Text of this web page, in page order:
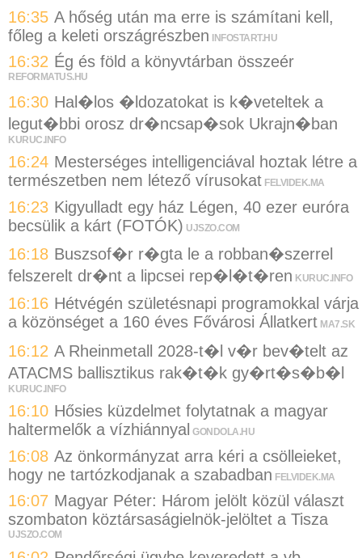
16:35 A hőség után ma erre is számítani kell,
főleg a keleti országrészben INFOSTART.HU
16:32 Ég és föld a könyvtárban összeér
REFORMATUS.HU
16:30 Hal�los �ldozatokat is k�veteltek a
legut�bbi orosz dr�ncsap�sok Ukrajn�ban
KURUC.INFO
16:24 Mesterséges intelligenciával hoztak létre a
természetben nem létező vírusokat FELVIDEK.MA
16:23 Kigyulladt egy ház Légen, 40 ezer euróra
becsülik a kárt (FOTÓK) UJSZO.COM
16:18 Buszsof�r r�gta le a robban�szerrel
felszerelt dr�nt a lipcsei rep�l�t�ren KURUC.INFO
16:16 Hétvégén születésnapi programokkal várja
a közönséget a 160 éves Fővárosi Állatkert MA7.SK
16:12 A Rheinmetall 2028-t�l v�r bev�telt az
ATACMS ballisztikus rak�t�k gy�rt�s�b�l
KURUC.INFO
16:10 Hősies küzdelmet folytatnak a magyar
haltermelők a vízhiánnyal GONDOLA.HU
16:08 Az önkormányzat arra kéri a csölleieket,
hogy ne tartózkodjanak a szabadban FELVIDEK.MA
16:07 Magyar Péter: Három jelölt közül választ
szombaton köztársaságielnök-jelöltet a Tisza
UJSZO.COM